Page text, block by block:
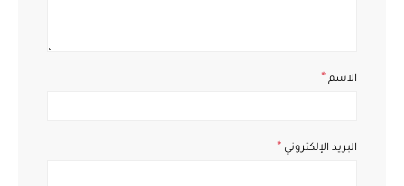
الاسم *
البريد الإلكتروني *